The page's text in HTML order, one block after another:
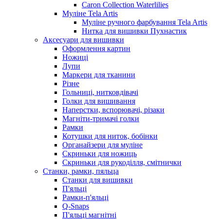
Caron Collection Waterlilies
Муліне Tela Artis
Муліне ручного фарбування Tela Artis
Нитка для вишивки Пухнастик
Аксесуари для вишивки
Оформлення картин
Ножиці
Лупи
Маркери для тканини
Різне
Гольниці, нитковдівачі
Голки для вишивання
Наперстки, вспорювачі, різаки
Магніти-тримачі голки
Рамки
Котушки для ниток, бобінки
Органайзери для муліне
Скриньки для ножиць
Скриньки для рукоділля, смітнички
Станки, рамки, пяльца
Станки для вишивки
П'яльці
Рамки-п'яльці
Q-Snaps
П'яльці магнітні